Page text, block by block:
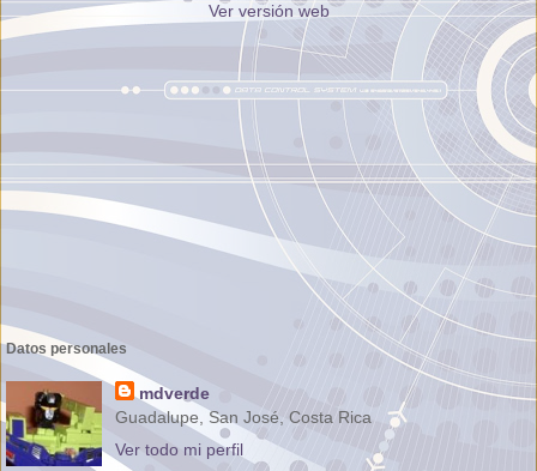
Ver versión web
Datos personales
mdverde
Guadalupe, San José, Costa Rica
Ver todo mi perfil